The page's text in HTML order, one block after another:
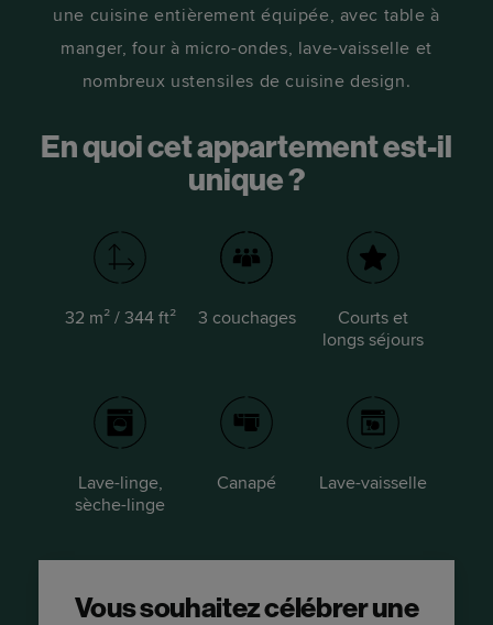
une cuisine entièrement équipée, avec table à
manger, four à micro-ondes, lave-vaisselle et
nombreux ustensiles de cuisine design.
En quoi cet appartement est-il
unique ?
32 m² / 344 ft² 3 couchages
Courts et
longs séjours
Lave-linge,
sèche-linge
Canapé Lave-vaisselle
Vous souhaitez célébrer une